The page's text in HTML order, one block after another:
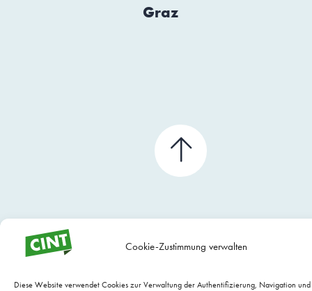
Cookie-Zustimmung verwalten
Diese Website verwendet Cookies zur Verwaltung der Authentifizierung, Navigation
Graz